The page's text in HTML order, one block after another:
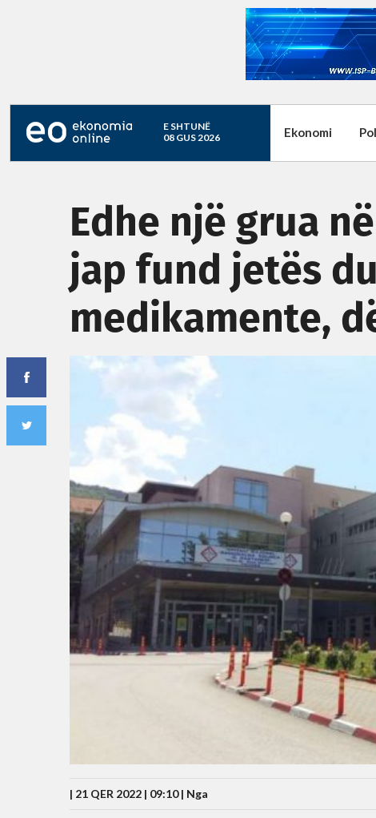
E SHTUNË
08 GUS 2026
Ekonomi
Edhe një grua
jap fund jetës
medikamente,
| 21 QER 2022 | 09:10 | Nga